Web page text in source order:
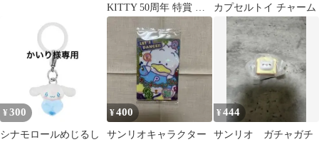
KITTY 50周年 特賞 ぬ
いぐるみ
カプセルトイ チャーム
¥ 300
シナモロールめじるし
¥400
サンリオキャラクター
¥444
サンリオ ガチャガチ